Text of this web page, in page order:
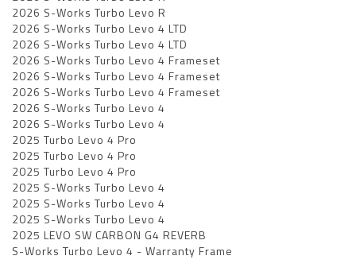
2026 S-Works Turbo Levo R
2026 S-Works Turbo Levo 4 LTD
2026 S-Works Turbo Levo 4 LTD
2026 S-Works Turbo Levo 4 Frameset
2026 S-Works Turbo Levo 4 Frameset
2026 S-Works Turbo Levo 4 Frameset
2026 S-Works Turbo Levo 4
2026 S-Works Turbo Levo 4
2025 Turbo Levo 4 Pro
2025 Turbo Levo 4 Pro
2025 Turbo Levo 4 Pro
2025 S-Works Turbo Levo 4
2025 S-Works Turbo Levo 4
2025 S-Works Turbo Levo 4
2025 LEVO SW CARBON G4 REVERB
S-Works Turbo Levo 4 - Warranty Frame